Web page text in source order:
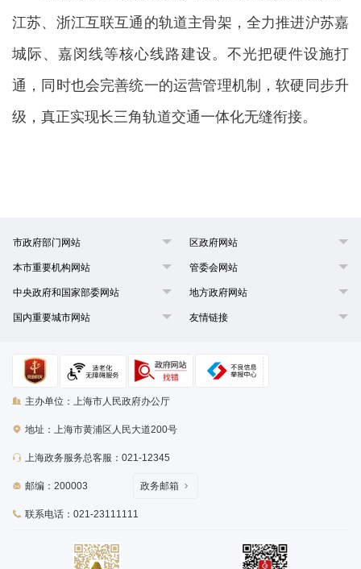
江苏、浙江互联互通的轨道主骨架，全力推进沪苏嘉
城际、嘉闵线等核心线路建设。不光把硬件设施打
通，同时也会完善统一的运营管理机制，软硬同步升
级，真正实现长三角轨道交通一体化无缝衔接。
市政府部门网站 区政府网站
本市重要机构网站 管委会网站
中央政府和国家部委网站 地方政府网站
国内重要城市网站 友情链接
主办单位：上海市人民政府办公厅
地址：上海市黄浦区人民大道200号
上海政务服务总客服：021-12345
邮编：200003
联系电话：021-23111111
政务邮箱